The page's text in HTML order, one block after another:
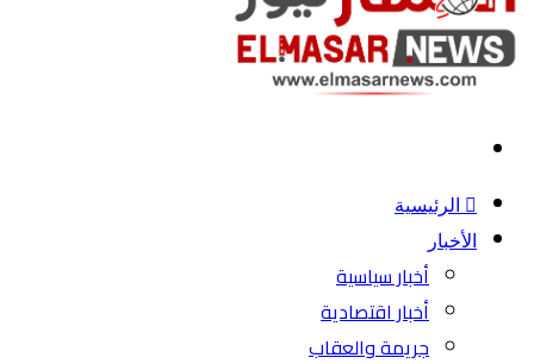
الرئيسية
الأخبار
أخبار سياسية
أخبار اقتصادية
جريمة والعقاب